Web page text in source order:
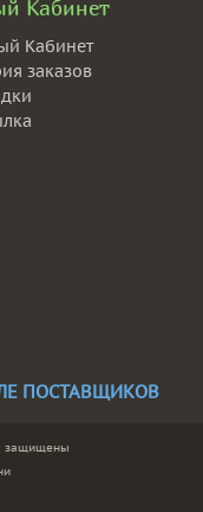
Кабинет
Кабинет
заказов
ПОСТАВЩИКОВ
защищены